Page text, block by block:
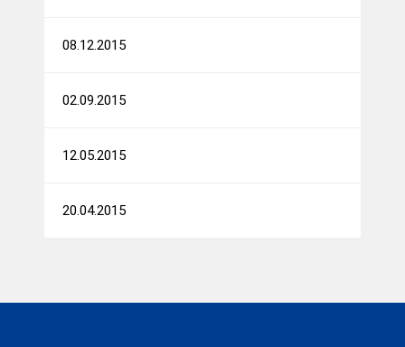
08.12.2015
02.09.2015
12.05.2015
20.04.2015